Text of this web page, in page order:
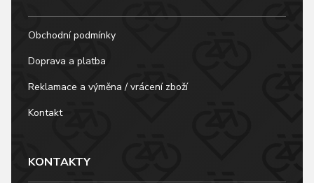
Obchodní podmínky
Doprava a platba
Reklamace a výměna / vrácení zboží
Kontakt
KONTAKTY